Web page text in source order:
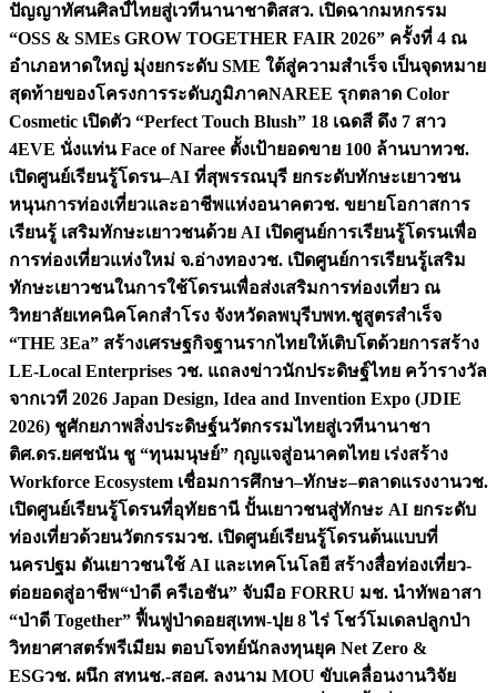
ปัญญาทัศนศิลป์ไทยสู่เวทีนานาชาติสสว. เปิดฉากมหกรรม
“OSS & SMEs GROW TOGETHER FAIR 2026” ครั้งที่ 4 ณ
อำเภอหาดใหญ่ มุ่งยกระดับ SME ใต้สู่ความสำเร็จ เป็นจุดหมาย
สุดท้ายของโครงการระดับภูมิภาคNAREE รุกตลาด Color
Cosmetic เปิดตัว “Perfect Touch Blush” 18 เฉดสี ดึง 7 สาว
4EVE นั่งแท่น Face of Naree ตั้งเป้ายอดขาย 100 ล้านบาทวช.
เปิดศูนย์เรียนรู้โดรน–AI ที่สุพรรณบุรี ยกระดับทักษะเยาวชน
หนุนการท่องเที่ยวและอาชีพแห่งอนาคตวช. ขยายโอกาสการ
เรียนรู้ เสริมทักษะเยาวชนด้วย AI เปิดศูนย์การเรียนรู้โดรนเพื่อ
การท่องเที่ยวแห่งใหม่ จ.อ่างทองวช. เปิดศูนย์การเรียนรู้เสริม
ทักษะเยาวชนในการใช้โดรนเพื่อส่งเสริมการท่องเที่ยว ณ
วิทยาลัยเทคนิคโคกสำโรง จังหวัดลพบุรีบพท.ชูสูตรสำเร็จ
“THE 3Ea” สร้างเศรษฐกิจฐานรากไทยให้เติบโตด้วยการสร้าง
LE-Local Enterprises วช. แถลงข่าวนักประดิษฐ์ไทย คว้ารางวัล
จากเวที 2026 Japan Design, Idea and Invention Expo (JDIE
2026) ชูศักยภาพสิ่งประดิษฐ์นวัตกรรมไทยสู่เวทีนานาชา
ติศ.ดร.ยศชนัน ชู “ทุนมนุษย์” กุญแจสู่อนาคตไทย เร่งสร้าง
Workforce Ecosystem เชื่อมการศึกษา–ทักษะ–ตลาดแรงงานวช.
เปิดศูนย์เรียนรู้โดรนที่อุทัยธานี ปั้นเยาวชนสู่ทักษะ AI ยกระดับ
ท่องเที่ยวด้วยนวัตกรรมวช. เปิดศูนย์เรียนรู้โดรนต้นแบบที่
นครปฐม ดันเยาวชนใช้ AI และเทคโนโลยี สร้างสื่อท่องเที่ยว-
ต่อยอดสู่อาชีพ“ป่าดี ครีเอชัน” จับมือ FORRU มช. นำทัพอาสา
“ป่าดี Together” ฟื้นฟูป่าดอยสุเทพ-ปุย 8 ไร่ โชว์โมเดลปลูกป่า
วิทยาศาสตร์พรีเมียม ตอบโจทย์นักลงทุนยุค Net Zero &
ESGวช. ผนึก สทนช.-สอศ. ลงนาม MOU ขับเคลื่อนงานวิจัย